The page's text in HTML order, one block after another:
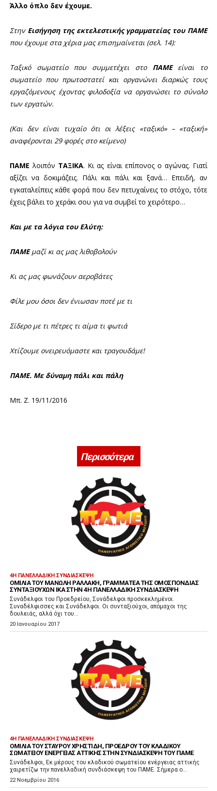
Άλλο όπλο δεν έχουμε.
Στην Εισήγηση της εκτελεστικής γραμματείας του ΠΑΜΕ
που έχουμε στα χέρια μαςεπισημαίνεται (σελ. 14):
Ταξικό σωματείο που συμμετέχει στο ΠΑΜΕείναι το
σωματείο που πρωτοστατεί και οργανώνει διαρκώς τους
εργαζόμενους έχοντας φιλοδοξία να οργανώσει το σύνολο
των εργατών.
(Και δεν είναι τυχαίο ότι οι λέξεις «ταξικό» – «ταξική»
αναφέρονται 29 φορές στο κείμενο)
ΠΑΜΕ λοιπόν ΤΑΞΙΚΑ. Κι ας είναι επίπονος ο αγώνας. Γιατί
αξίζει να δοκιμάζεις. Πάλι και πάλι και ξανά… Επειδή, αν
εγκαταλείπεις κάθε φορά που δεν πετυχαίνεις το στόχο, τότε
έχεις βάλει το χεράκι σου για να συμβεί το χειρότερο…
Και με τα λόγια του Ελύτη:
ΠΑΜΕμαζί κι ας μας λιθοβολούν
Κι ας μας φωνάζουν αεροβάτες
Φίλε μου όσοι δεν ένιωσαν ποτέ με τι
Σίδερο με τι πέτρες τι αίμα τι φωτιά
Χτίζουμε ονειρευόμαστε και τραγουδάμε!
ΠΑΜΕ. Με δύναμη πάλι και πάλη
Μπ. Ζ. 19/11/2016
Περισσότερα
4Η ΠΑΝΕΛΛΑΔΙΚΉ ΣΥΝΔΙΆΣΚΕΨΗ
ΟΜΙΛΊΑ ΤΟΥ ΜΑΝΏΛΗ ΡΑΛΛΆΚΗ, ΓΡΑΜΜΑΤΈΑ ΤΗΣ ΟΜΟΣΠΟΝΔΊΑΣ
ΣΥΝΤΑΞΙΟΎΧΩΝ ΙΚΑ ΣΤΗΝ 4Η ΠΑΝΕΛΛΑΔΙΚΉ ΣΥΝΔΙΆΣΚΕΨΗ
Συνάδελφοι του Προεδρείου, Συνάδελφοι προσκεκλημένοι.
Συναδέλφισσες και Συνάδελφοι. Οι συνταξιούχοι, απόμαχοι της
δουλειάς, αλλά όχι του...
20 Ιανουαρίου 2017
4Η ΠΑΝΕΛΛΑΔΙΚΉ ΣΥΝΔΙΆΣΚΕΨΗ
ΟΜΙΛΊΑ ΤΟΥ ΣΤΑΎΡΟΥ ΧΡΗΣΤΊΔΗ, ΠΡΟΈΔΡΟΥ ΤΟΥ ΚΛΑΔΙΚΟΎ
ΣΩΜΑΤΕΊΟΥ ΕΝΈΡΓΕΙΑΣ ΑΤΤΙΚΉΣ ΣΤΗΝ ΣΥΝΔΙΆΣΚΕΨΗ ΤΟΥ ΠΑΜΕ
Συνάδελφοι, Εκ μέρους του κλαδικού σωματείου ενέργειας αττικής
χαιρετίζω την πανελλαδική συνδιάσκεψη του ΠΑΜΕ. Σήμερα ο...
22 Νοεμβρίου 2016